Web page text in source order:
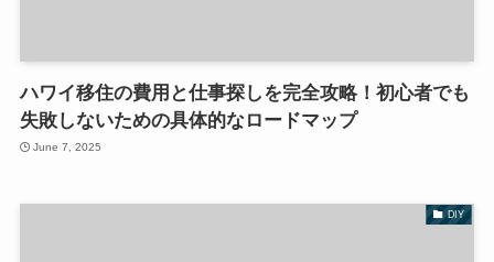
ハワイ移住の費用と仕事探しを完全攻略！初心者でも
失敗しないための具体的なロードマップ
June 7, 2025
DIY